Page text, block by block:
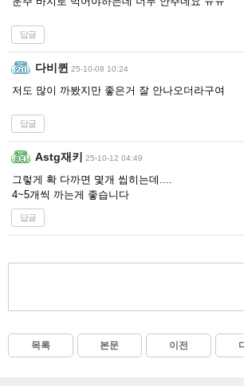
답글
다비퀸 25-10-08 10:24
저도 많이 까봤지만 좋은거 잘 안나오더라구여
답글
Astg재키 25-10-12 04:49
그렇게 확 다까면 몇개 씹히는데....
4~5개씩 까는게 좋습니다
답글
목록 본문 이전